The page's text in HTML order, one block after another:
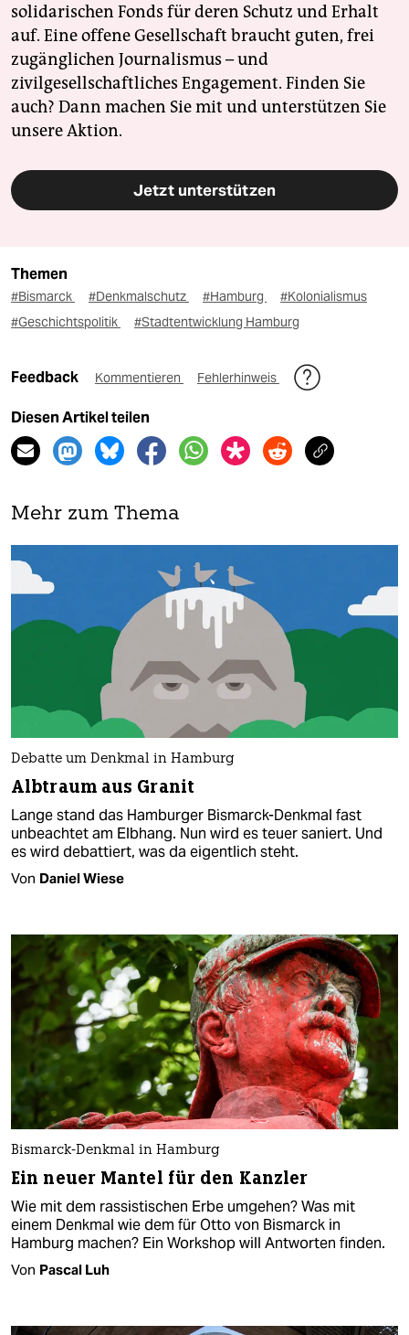
solidarischen Fonds für deren Schutz und Erhalt
auf. Eine offene Gesellschaft braucht guten, frei
zugänglichen Journalismus – und
zivilgesellschaftliches Engagement. Finden Sie
auch? Dann machen Sie mit und unterstützen Sie
unsere Aktion.
Jetzt unterstützen
Themen
#Bismarck #Denkmalschutz #Hamburg
#Kolonialismus
#Geschichtspolitik
#Stadtentwicklung Hamburg
Feedback Kommentieren Fehlerhinweis
Diesen Artikel teilen
Mehr zum Thema
Debatte um Denkmal in Hamburg
Albtraum aus Granit
Lange stand das Hamburger Bismarck-Denkmal fast
unbeachtet am Elbhang. Nun wird es teuer saniert. Und
es wird debattiert, was da eigentlich steht.
Von Daniel Wiese
Bismarck-Denkmal in Hamburg
Ein neuer Mantel für den Kanzler
Wie mit dem rassistischen Erbe umgehen? Was mit
einem Denkmal wie dem für Otto von Bismarck in
Hamburg machen? Ein Workshop will Antworten finden.
Von Pascal Luh